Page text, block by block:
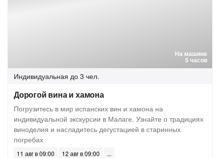
На машине
5 часов
Индивидуальная до 3 чел.
Дорогой вина и хамона
Погрузитесь в мир испанских вин и хамона на
индивидуальной экскурсии в Малаге. Узнайте о традициях
виноделия и насладитесь дегустацией в старинных
погребах
11 авг в 09:00
12 авг в 09:00